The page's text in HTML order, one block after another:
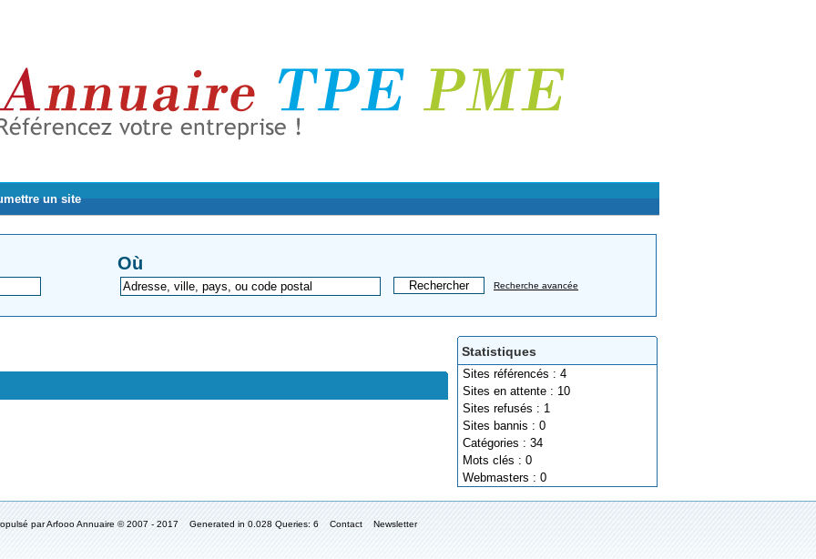
un site
Où
Recherche avancée
Statistiques
Sites référencés : 4
Sites en attente : 10
Sites refusés : 1
Sites bannis : 0
Catégories : 34
Mots clés : 0
Webmasters : 0
parArfooo Annuaire © 2007 - 2017 Generated in 0.028 Queries: 6 Contact Newsletter